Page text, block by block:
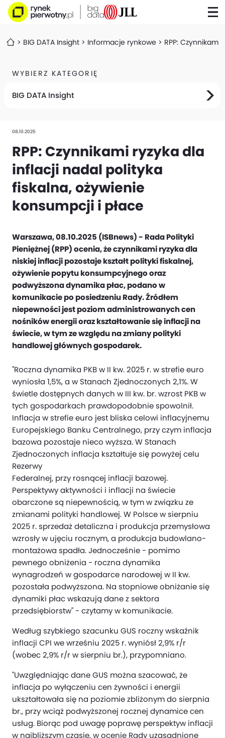
BIG DATA Insight Informacje rynkowe RPP:
WYBIERZ KATEGORIĘ
BIG DATA Insight
08.10.2025
RPP: Czynnikami ryzyka dla
inflacji nadal polityka
fiskalna, ożywienie
konsumpcji i płace
Warszawa, 08.10.2025 (ISBnews) - Rada Polityki
Pieniężnej (RPP) ocenia, że czynnikami ryzyka dla
niskiej inflacji pozostaje kształt polityki fiskalnej,
ożywienie popytu konsumpcyjnego oraz
podwyższona dynamika płac, podano w
komunikacie po posiedzeniu Rady. Źródłem
niepewności jest poziom administrowanych cen
nośników energii oraz kształtowanie się inflacji na
świecie, w tym ze względu na zmiany polityki
handlowej głównych gospodarek.
"Roczna dynamika PKB w II kw. 2025 r. w strefie euro
wyniosła 1,5%, a w Stanach Zjednoczonych 2,1%. W
świetle dostępnych danych w III kw. br. wzrost PKB w
tych gospodarkach prawdopodobnie spowolnił.
Inflacja w strefie euro jest bliska celowi inflacyjnemu
Europejskiego Banku Centralnego, przy czym inflacja
bazowa pozostaje nieco wyższa. W Stanach
Zjednoczonych inflacja kształtuje się powyżej celu
Rezerwy
Federalnej, przy rosnącej inflacji bazowej.
Perspektywy aktywności i inflacji na świecie
obarczone są niepewnością, w tym w związku ze
zmianami polityki handlowej. W Polsce w sierpniu
2025 r. sprzedaż detaliczna i produkcja przemysłowa
wzrosły w ujęciu rocznym, a produkcja budowlano-
montażowa spadła. Jednocześnie - pomimo
pewnego obniżenia - roczna dynamika
wynagrodzeń w gospodarce narodowej w II kw.
pozostała podwyższona. Na stopniowe obniżanie się
dynamiki płac wskazują dane z sektora
przedsiębiorstw" - czytamy w komunikacie.
Według szybkiego szacunku GUS roczny wskaźnik
inflacji CPI we wrześniu 2025 r. wyniósł 2,9% r/r
(wobec 2,9% r/r w sierpniu br.), przypomniano.
"Uwzględniając dane GUS można szacować, że
inflacja po wyłączeniu cen żywności i energii
ukształtowała się na poziomie zbliżonym do sierpnia
br., przy wciąż podwyższonej rocznej dynamice cen
usług. Biorąc pod uwagę poprawę perspektyw inflacji
w najbliższym czasie, w ocenie Rady uzasadnione